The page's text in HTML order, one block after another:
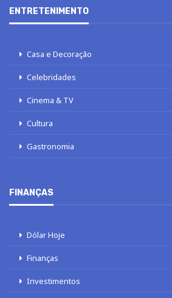
ENTRETENIMENTO
Casa e Decoração
Celebridades
Cinema & TV
Cultura
Gastronomia
FINANÇAS
Dólar Hoje
Finanças
Investimentos